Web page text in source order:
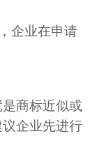
企业在申请
商标近似或
企业先进行